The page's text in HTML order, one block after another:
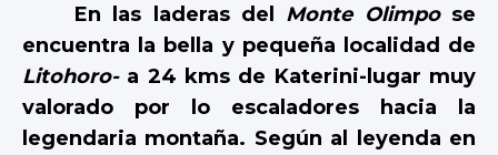
En las laderas del Monte Olimpose
encuentra la bella y pequeña localidad de
Litohoro-a 24 kms de Katerini-lugar muy
valorado por lo escaladores hacia la
legendaria montaña. Según al leyenda en